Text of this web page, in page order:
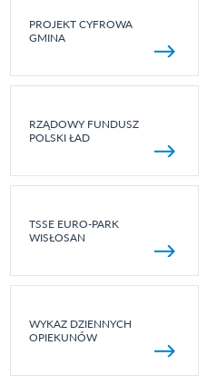
PROJEKT CYFROWA
GMINA
RZĄDOWY FUNDUSZ
POLSKI ŁAD
TSSE EURO-PARK
WISŁOSAN
WYKAZ DZIENNYCH
OPIEKUNÓW